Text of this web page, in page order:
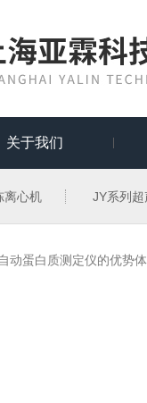
关于我们
离心机 JY系列
自动蛋白质测定仪的优势